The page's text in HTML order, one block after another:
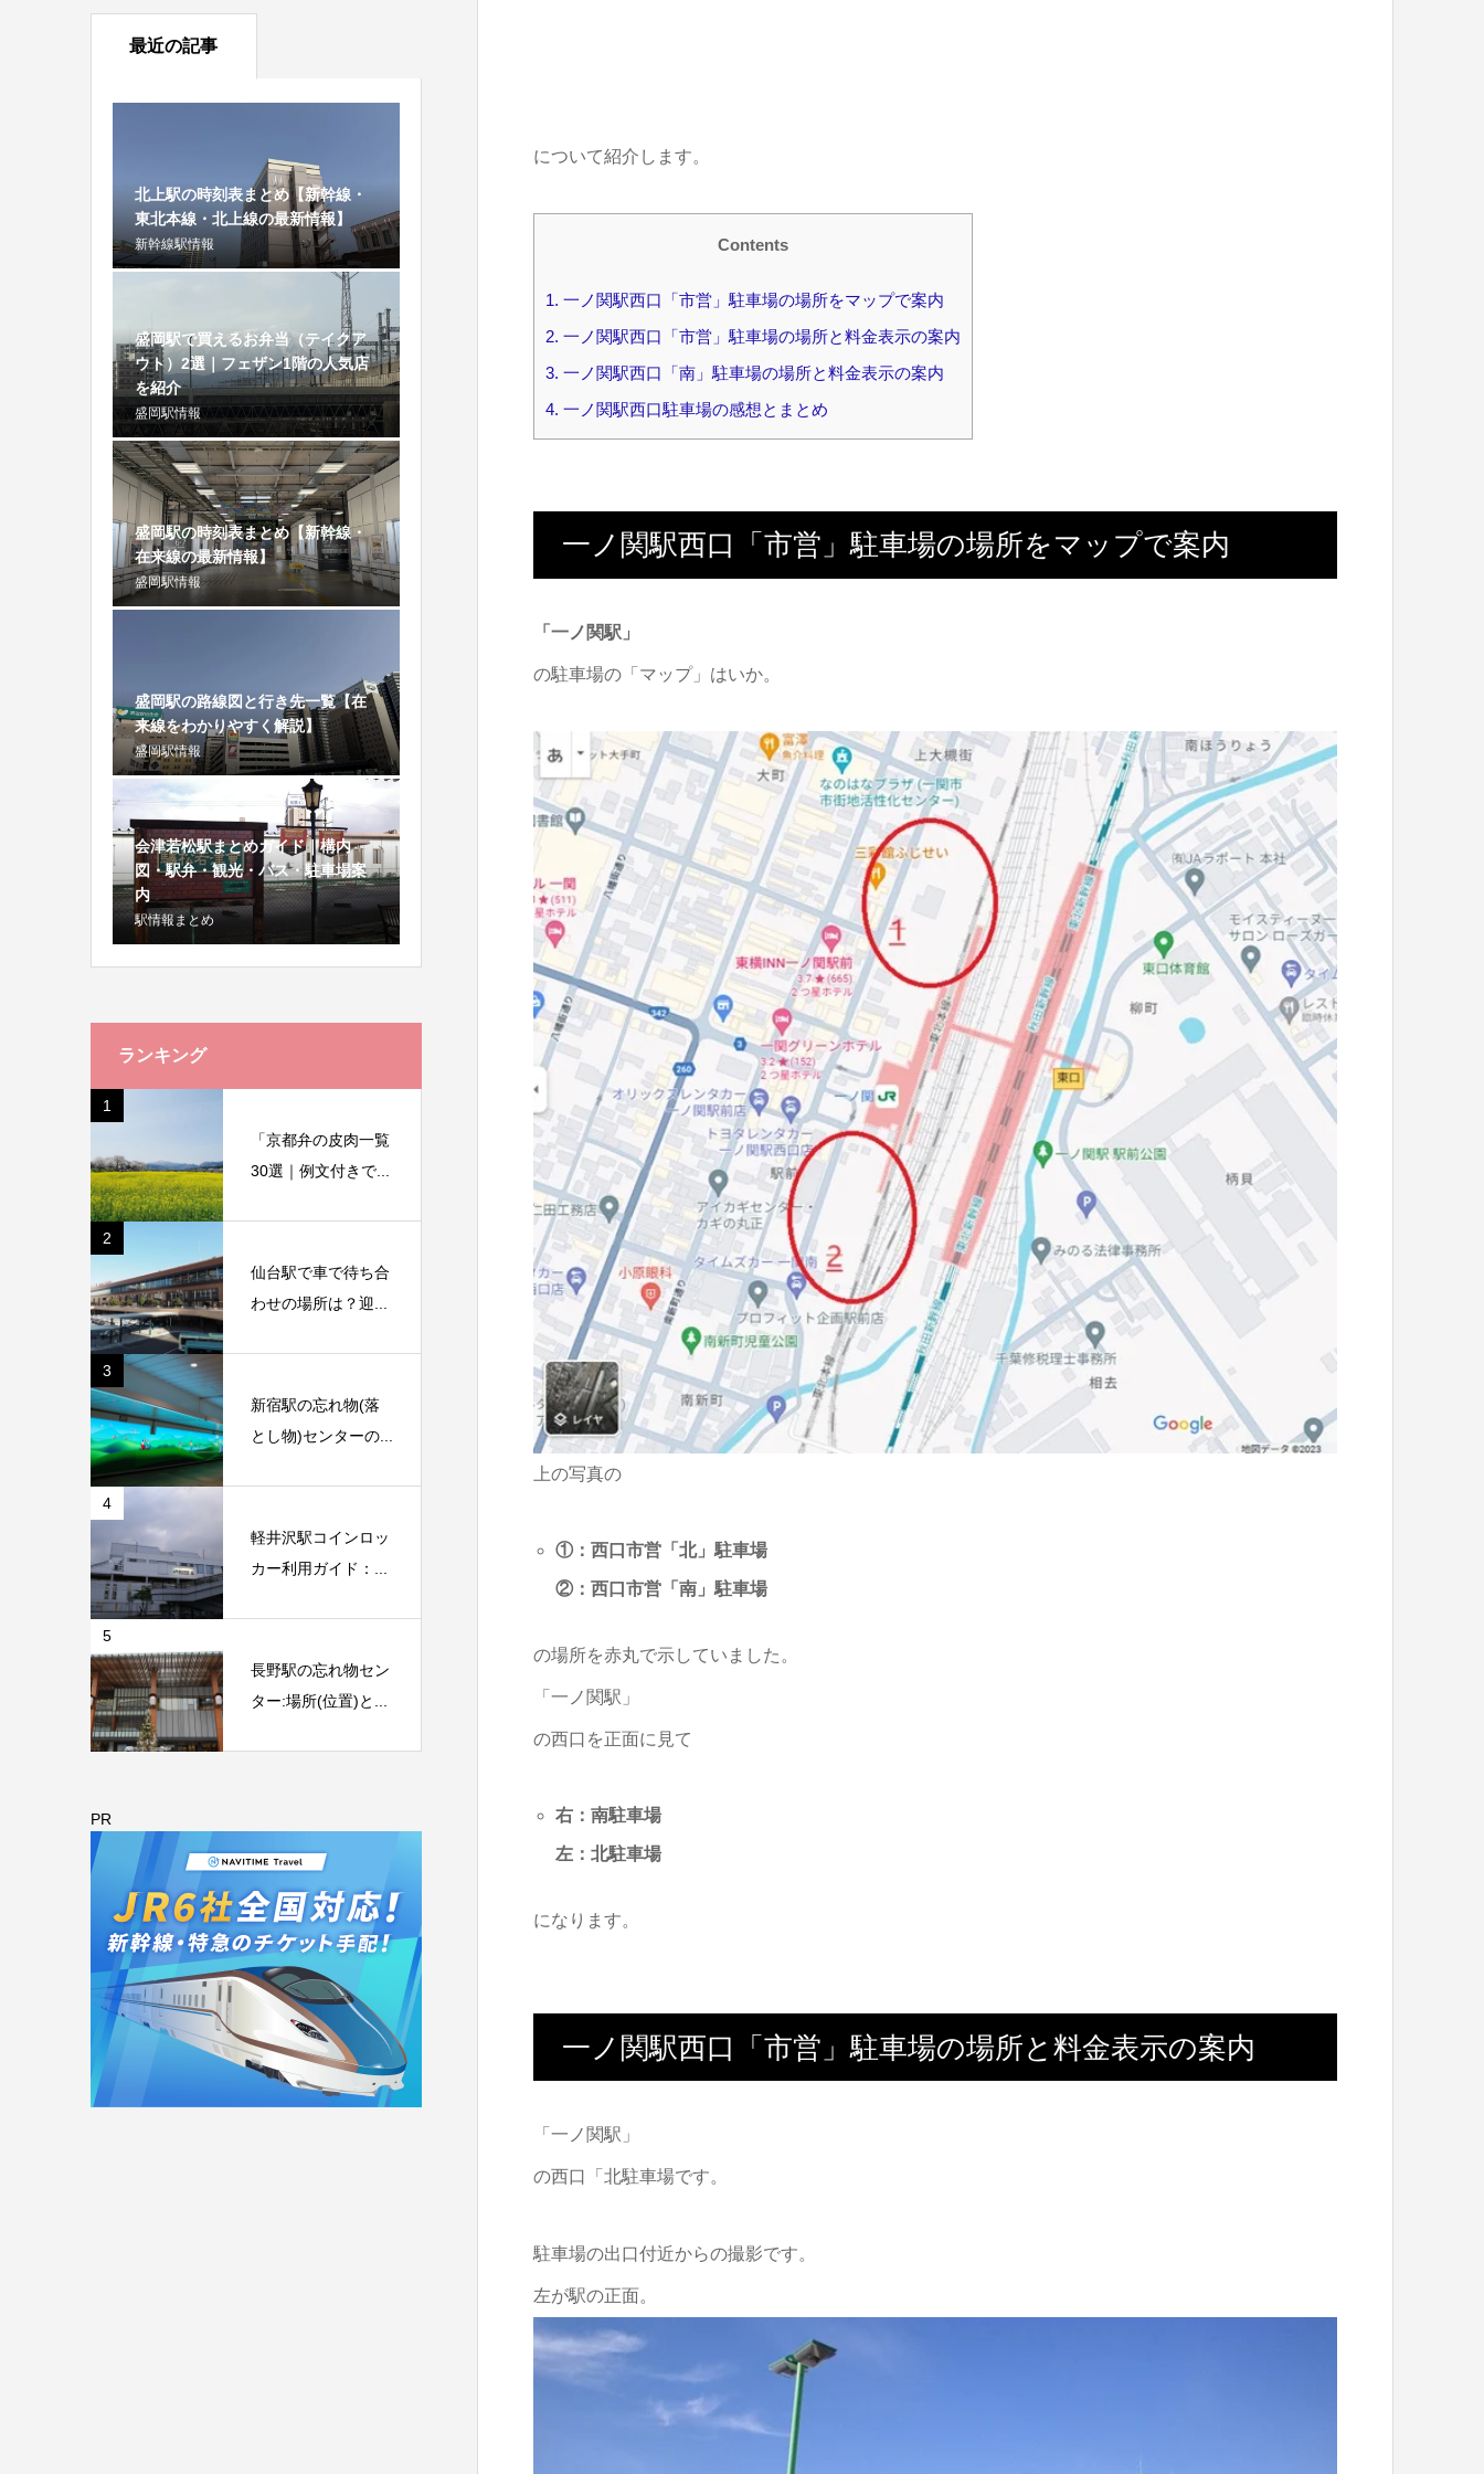
について紹介します。
Contents
1. 一ノ関駅西口「市営」駐車場の場所をマップで案内
2. 一ノ関駅西口「市営」駐車場の場所と料金表示の案内
3. 一ノ関駅西口「南」駐車場の場所と料金表示の案内
4. 一ノ関駅西口駐車場の感想とまとめ
一ノ関駅西口「市営」駐車場の場所をマップで案内
「一ノ関駅」
の駐車場の「マップ」はいか。
上の写真の
①：西口市営「北」駐車場
②：西口市営「南」駐車場
の場所を赤丸で示していました。
「一ノ関駅」
の西口を正面に見て
右：南駐車場
左：北駐車場
になります。
一ノ関駅西口「市営」駐車場の場所と料金表示の案内
「一ノ関駅」
の西口「北駐車場です。
駐車場の出口付近からの撮影です。
左が駅の正面。
最近の記事
北上駅の時刻表まとめ【新幹線・
東北本線・北上線の最新情報】
新幹線駅情報
盛岡駅で買えるお弁当（テイクア
ウト）2選｜フェザン1階の人気店
を紹介
盛岡駅情報
盛岡駅の時刻表まとめ【新幹線・
在来線の最新情報】
盛岡駅情報
盛岡駅の路線図と行き先一覧【在
来線をわかりやすく解説】
盛岡駅情報
会津若松駅まとめガイド｜構内
図・駅弁・観光・バス・駐車場案
内
駅情報まとめ
ランキング
1
「京都弁の皮肉一覧
30選｜例文付きで...
2
仙台駅で車で待ち合
わせの場所は？迎...
3
新宿駅の忘れ物(落
とし物)センターの...
4
軽井沢駅コインロッ
カー利用ガイド：...
5
長野駅の忘れ物セン
ター:場所(位置)と...
PR